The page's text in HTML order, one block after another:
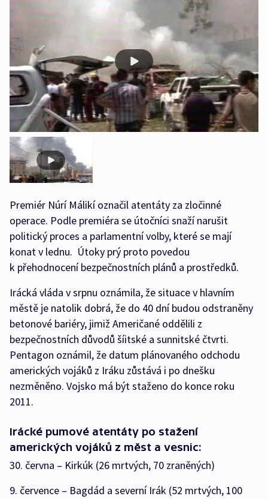
Premiér Núrí Málikí označil atentáty za zločinné
operace. Podle premiéra se útočníci snaží narušit
politický proces a parlamentní volby, které se mají
konat v lednu. Útoky prý proto povedou
k přehodnocení bezpečnostních plánů a prostředků.
Irácká vláda v srpnu oznámila, že situace v hlavním
městě je natolik dobrá, že do 40 dní budou odstraněny
betonové bariéry, jimiž Američané oddělili z
bezpečnostních důvodů šíitské a sunnitské čtvrti.
Pentagon oznámil, že datum plánovaného odchodu
amerických vojáků z Iráku zůstává i po dnešku
nezměněno. Vojsko má být staženo do konce roku
2011.
Irácké pumové atentáty po stažení
amerických vojáků z měst a vesnic:
30. června – Kirkúk (26 mrtvých, 70 zraněných)
9. července – Bagdád a severní Irák (52 mrtvých, 100